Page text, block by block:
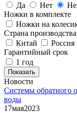
Да
Нет
Ножки в комплекте
Ножки на
Страна производства
Китай
Россия
Гарантийный срок
1 год
Показать
Новости
Системы обратного
воды
17мая2023